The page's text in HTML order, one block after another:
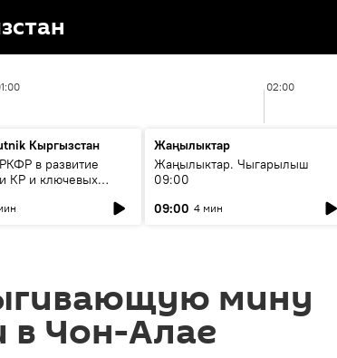
02:00
Кыргызстан
в развитие
КР и ключевых
Жаңылыктар
Жаңылыктар. Чыгарылыш
09:00
09:00 4 мин
мину
в Чон-Алае